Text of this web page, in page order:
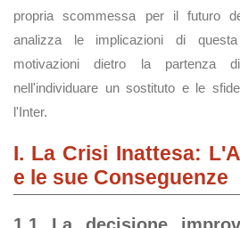
propria scommessa per il futuro
analizza le implicazioni di
motivazioni dietro la partenza
nell'individuare un sostituto e le
l'Inter.
I. La Crisi Inattesa:
e le sue Conseguenze